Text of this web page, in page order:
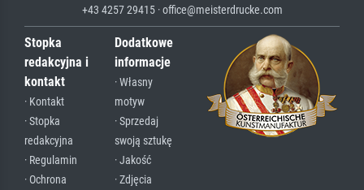
+43 4257 29415 · office@meisterdrucke.com
Stopka
redakcyjna i
kontakt
· Kontakt
· Stopka
redakcyjna
· Regulamin
· Ochrona
Dodatkowe
informacje
· Własny
motyw
· Sprzedaj
swoją sztukę
· Jakość
· Zdjęcia